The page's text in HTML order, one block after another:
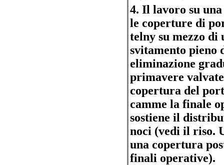
4. Il lavoro su
le coperture di
telny su mezzo di
svitamento pieno
eliminazione
primavere
copertura del
camme la finale
sostiene il
noci (vedi il riso.
una copertura
finali operative).